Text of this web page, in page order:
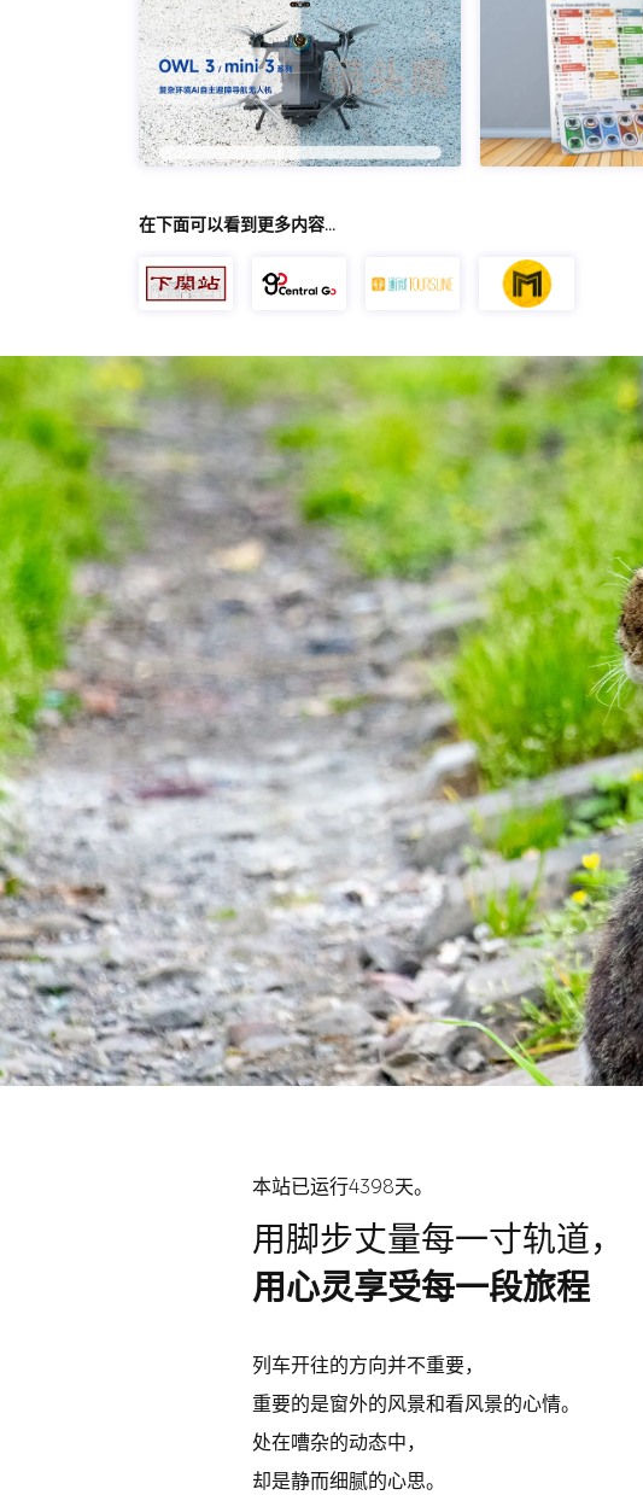
在下面可以看到更多内容…
本站已运行4398天。
用脚步丈量每一寸轨道，
用心灵享受每一段旅程
列车开往的方向并不重要，
重要的是窗外的风景和看风景的心情。
处在嘈杂的动态中，
却是静而细腻的心思。